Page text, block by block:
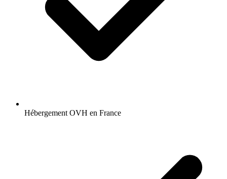
Hébergement OVH en France